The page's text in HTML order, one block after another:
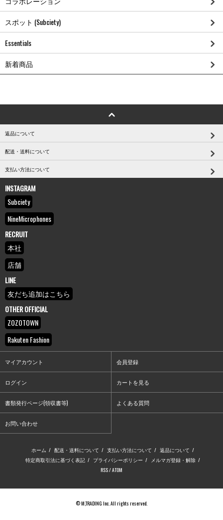
スポット (Subciety)
Essentials
新着商品
返品について
配送・送料について
支払い方法について
INSTAGRAM
Subciety
NineMicrophones
RECRUIT
本社
店舗
LINE
友だち追加はこちら
OTHER OFFICIAL
ZOZOTOWN
Rakuten Fashion
マイアカウント 会員登録
ログイン カートを見る
書類発行ページ(領収書等) よくある質問
お問い合わせ
ホーム / 配送・送料について / 支払い方法について / 返品について /
特定商取引法に基づく表記 / プライバシーポリシー / メルマガ登録・解除 /
RSS/ATOM
© M,TRADING Inc. All rights reserved.